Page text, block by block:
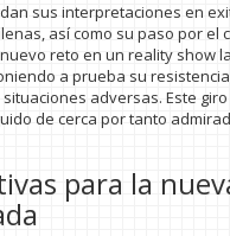
sus interpretaciones en
así como su paso por el
reto en un reality show
a prueba su
adversas. Este
de cerca por tanto
para la